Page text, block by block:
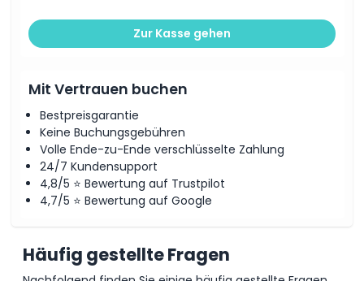
Zur Kasse gehen
Mit Vertrauen buchen
Bestpreisgarantie
Keine Buchungsgebühren
Volle Ende-zu-Ende verschlüsselte Zahlung
24/7 Kundensupport
4,8/5 ⭐ Bewertung auf Trustpilot
4,7/5 ⭐ Bewertung auf Google
Häufig gestellte Fragen